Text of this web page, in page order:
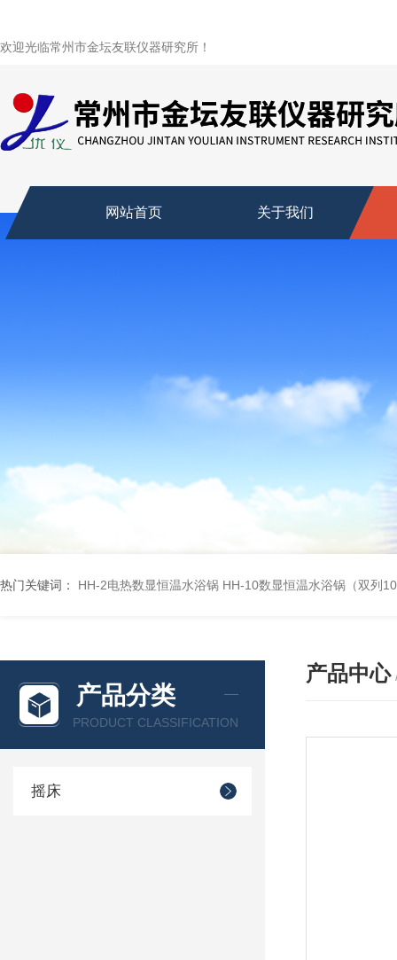
欢迎光临常州市金坛友联仪器研究所！
网站首页 关于我们
热门关键词： HH-2电热数显恒温水浴锅 HH-10数显恒温水浴锅（双列
产品分类
PRODUCT CLASSIFICATION
摇床
产品中心